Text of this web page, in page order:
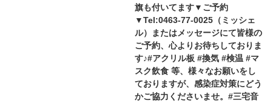
旗も付いてます▼ご予約
▼Tel:0463-77-0025（ミッシェ
ル）またはメッセージにて皆様の
ご予約、心よりお待ちしておりま
す♪#アクリル板 #換気 #検温 #マ
スク飲食 等、様々なお願いをし
ておりますが、感染症対策にどう
かご協力くださいませ。#三宅音